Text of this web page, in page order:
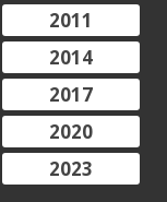
2011
2014
2017
2020
2023